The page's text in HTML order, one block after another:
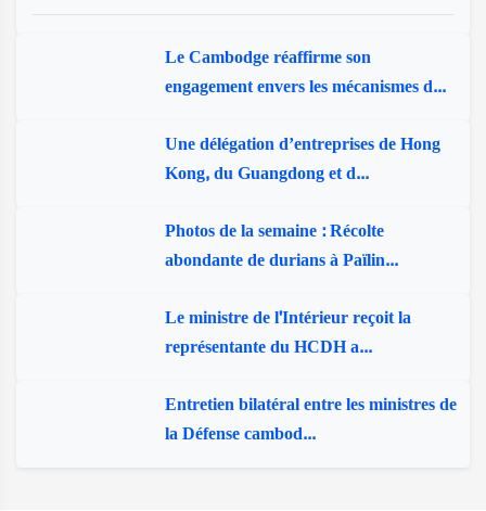
Le Cambodge réaffirme son
engagement envers les mécanismes d...
Une délégation d’entreprises de Hong
Kong, du Guangdong et d...
Photos de la semaine : Récolte
abondante de durians à Païlin...
Le ministre de l'Intérieur reçoit la
représentante du HCDH a...
Entretien bilatéral entre les ministres de
la Défense cambod...